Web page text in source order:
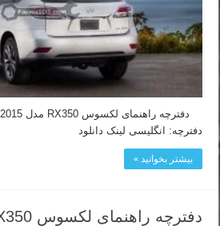
دفترچه: انگلیسی لینک دانلود
بیشتر بخوانید »
دفترچه راهنمای لکسوس RX350 مدل 2010